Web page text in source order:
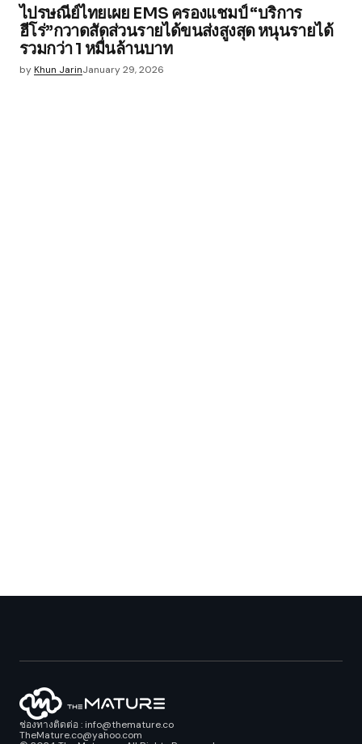
ไปรษณีย์ไทยเผย EMS ครองแชมป์ “บริการ
ฮีโร่”กวาดสัดส่วนรายได้ขนส่งสูงสุด หนุนรายได้
รวมกว่า 1 หมื่นล้านบาท
byKhun JarinJanuary 29, 2026
ช่องทางติดต่อ : info@themature.co
TheMature.co@yahoo.com